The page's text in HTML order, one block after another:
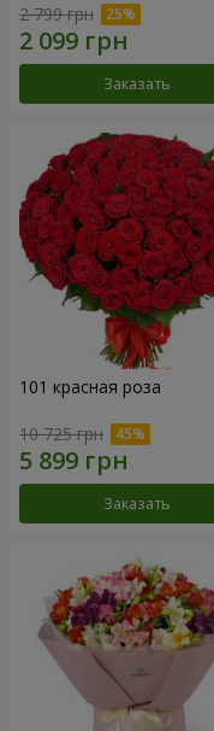
2 799 грн
Заказать
101 красная роза
10 725 грн
Заказать